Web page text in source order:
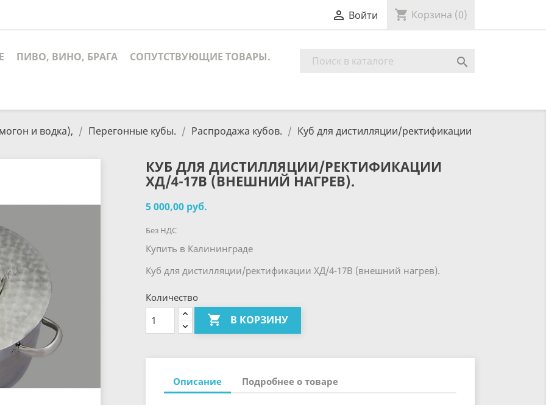
 Войти shopping_cart Корзина (0)
ПИВО, ВИНО, БРАГА СОПУТСТВУЮЩИЕ ТОВАРЫ. 
и водка), Перегонные кубы. Распродажа кубов. Куб для дистилляции/ректификации
КУБ ДЛЯ ДИСТИЛЛЯЦИИ/РЕКТИФИКАЦИИ
ХД/4-17В (ВНЕШНИЙ НАГРЕВ).
5 000,00 руб.
Без НДС
Купить в Калининграде
Куб для дистилляции/ректификации ХД/4-17В (внешний нагрев).
Количество
 В КОРЗИНУ
Описание Подробнее о товаре